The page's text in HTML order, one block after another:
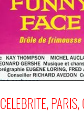
CELEBRITE,